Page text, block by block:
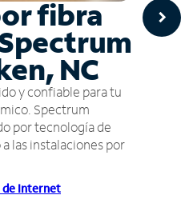
fibra
NC
y confiable para tu
Spectrum
por tecnología de
las instalaciones por
Internet